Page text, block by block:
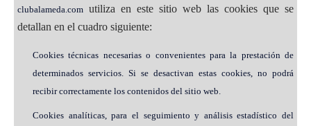
clubalameda.com utiliza en este sitio web las cookies que se
detallan en el cuadro siguiente:
Cookies técnicas necesarias o convenientes para la prestación de
determinados servicios. Si se desactivan estas cookies, no podrá
recibir correctamente los contenidos del sitio web.
Cookies analíticas, para el seguimiento y análisis estadístico del